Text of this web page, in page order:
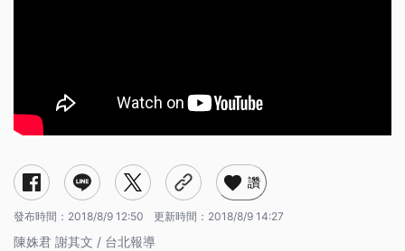
讚
發布時間： 2018/8/9 12:50 更新時間： 2018/8/9 14:27
陳姝君 謝其文 / 台北報導